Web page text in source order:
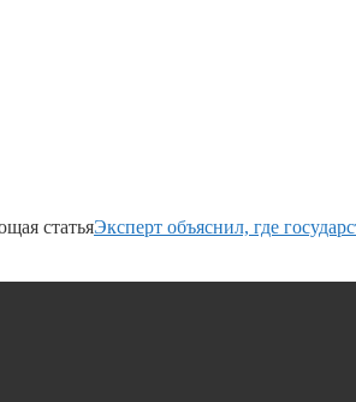
статьяЭксперт объяснил, где